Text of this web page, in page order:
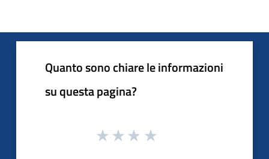
Quanto sono chiare le informazioni
su questa pagina?